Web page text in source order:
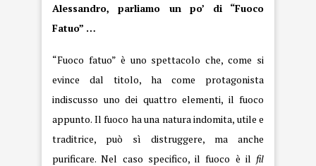
Alessandro, parliamo un po’ di “Fuoco
Fatuo” …
“Fuoco fatuo” è uno spettacolo che, come si
evince dal titolo, ha come protagonista
indiscusso uno dei quattro elementi, il fuoco
appunto. Il fuoco ha una natura indomita, utile e
traditrice, può sì distruggere, ma anche
purificare. Nel caso specifico, il fuoco è il fil